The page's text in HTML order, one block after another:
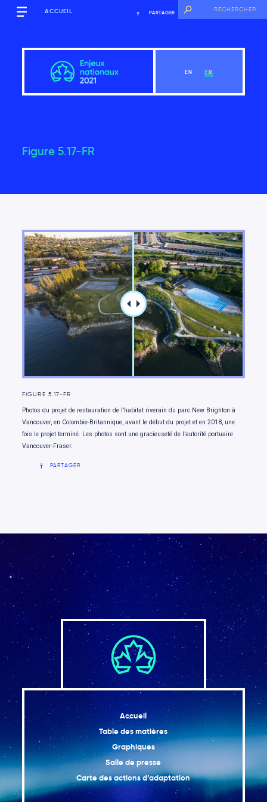
ACCUEIL PARTAGER
EN FR
Figure 5.17-FR
FIGURE 5.17-FR
Photos du projet de restauration de l’habitat riverain du parc New Brighton à
Vancouver, en Colombie-Britannique, avant le début du projet et en 2018, une
fois le projet terminé. Les photos sont une gracieuseté de l’autorité portuaire
Vancouver-Fraser.
PARTAGER
Accueil
Table des matières
Graphiques
Salle de presse
Carte des actions d’adaptation
Introduction
Les principales constatations du Rapport sur
les enjeux nationaux
Aller de l’avant